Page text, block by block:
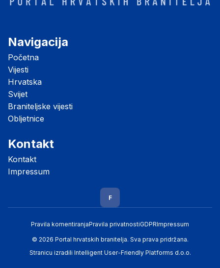
Navigacija
Početna
Vijesti
Hrvatska
Svijet
Braniteljske vijesti
Obljetnice
Kontakt
Kontakt
Impressum
F
Pravila komentiranjaPravila privatnostiGDPRImpressum
© 2026 Portal hrvatskih branitelja. Sva prava pridržana.
Stranicu izradili Intelligent User-Friendly Platforms d.o.o.